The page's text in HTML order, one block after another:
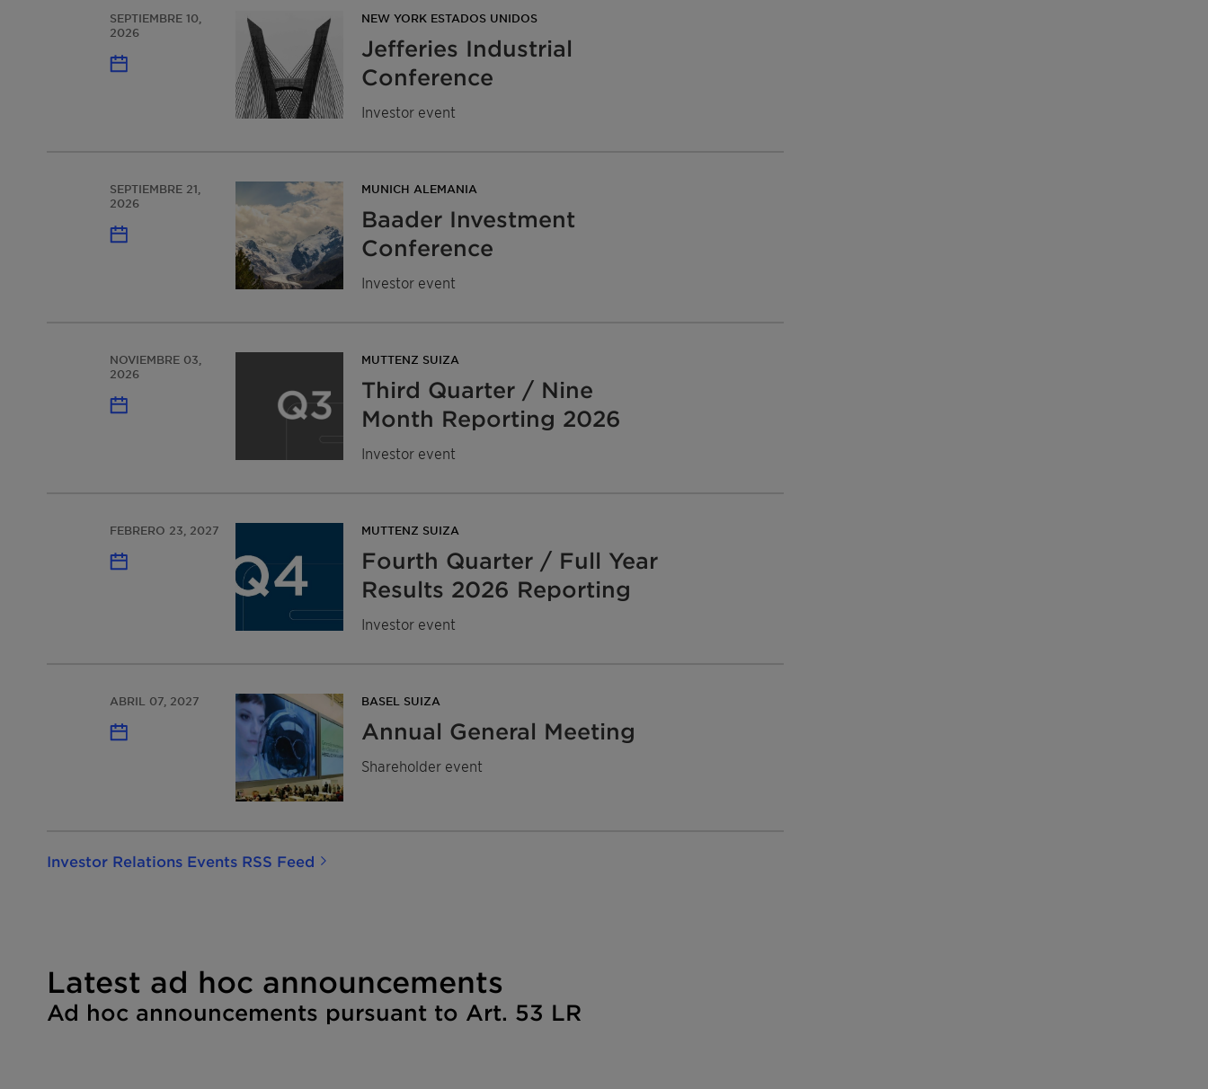
SEPTIEMBRE 10,
2026
NEW YORK ESTADOS UNIDOS
Jefferies Industrial
Conference
Investor event
SEPTIEMBRE 21,
2026
MUNICH ALEMANIA
Baader Investment
Conference
Investor event
NOVIEMBRE 03,
2026
MUTTENZ SUIZA
Third Quarter / Nine
Month Reporting 2026
Investor event
FEBRERO 23, 2027 MUTTENZ SUIZA
Fourth Quarter / Full Year
Results 2026 Reporting
Investor event
ABRIL 07, 2027 BASEL SUIZA
Annual General Meeting
Shareholder event
Investor Relations Events RSS Feed
Latest ad hoc announcements​
Ad hoc announcements pursuant to Art. 53 LR​